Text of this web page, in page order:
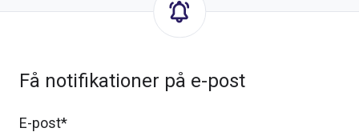
Få notifikationer på e-post
E-post*